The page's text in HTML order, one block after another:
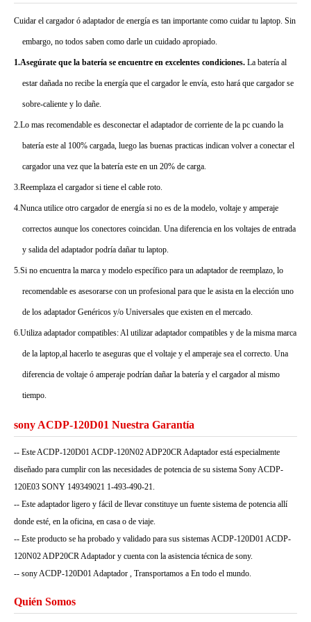
Cuidar el cargador ó adaptador de energía es tan importante como cuidar tu laptop. Sin
embargo, no todos saben como darle un cuidado apropiado.
1.Asegúrate que la batería se encuentre en excelentes condiciones. La batería al
estar dañada no recibe la energía que el cargador le envía, esto hará que cargador se
sobre-caliente y lo dañe.
2.Lo mas recomendable es desconectar el adaptador de corriente de la pc cuando la
batería este al 100% cargada, luego las buenas practicas indican volver a conectar el
cargador una vez que la batería este en un 20% de carga.
3.Reemplaza el cargador si tiene el cable roto.
4.Nunca utilice otro cargador de energía si no es de la modelo, voltaje y amperaje
correctos aunque los conectores coincidan. Una diferencia en los voltajes de entrada
y salida del adaptador podría dañar tu laptop.
5.Si no encuentra la marca y modelo específico para un adaptador de reemplazo, lo
recomendable es asesorarse con un profesional para que le asista en la elección uno
de los adaptador Genéricos y/o Universales que existen en el mercado.
6.Utiliza adaptador compatibles: Al utilizar adaptador compatibles y de la misma marca
de la laptop,al hacerlo te aseguras que el voltaje y el amperaje sea el correcto. Una
diferencia de voltaje ó amperaje podrían dañar la batería y el cargador al mismo
tiempo.
sony ACDP-120D01 Nuestra Garantía
-- Este ACDP-120D01 ACDP-120N02 ADP20CR Adaptador está especialmente
diseñado para cumplir con las necesidades de potencia de su sistema Sony ACDP-
120E03 SONY 149349021 1-493-490-21.
-- Este adaptador ligero y fácil de llevar constituye un fuente sistema de potencia allí
donde esté, en la oficina, en casa o de viaje.
-- Este producto se ha probado y validado para sus sistemas ACDP-120D01 ACDP-
120N02 ADP20CR Adaptador y cuenta con la asistencia técnica de sony.
-- sony ACDP-120D01 Adaptador , Transportamos a En todo el mundo.
Quién Somos